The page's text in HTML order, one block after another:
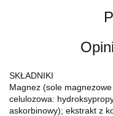
SKŁADNIKI
Magnez (sole
celulozowa:
askorbinowy); ekstrakt z